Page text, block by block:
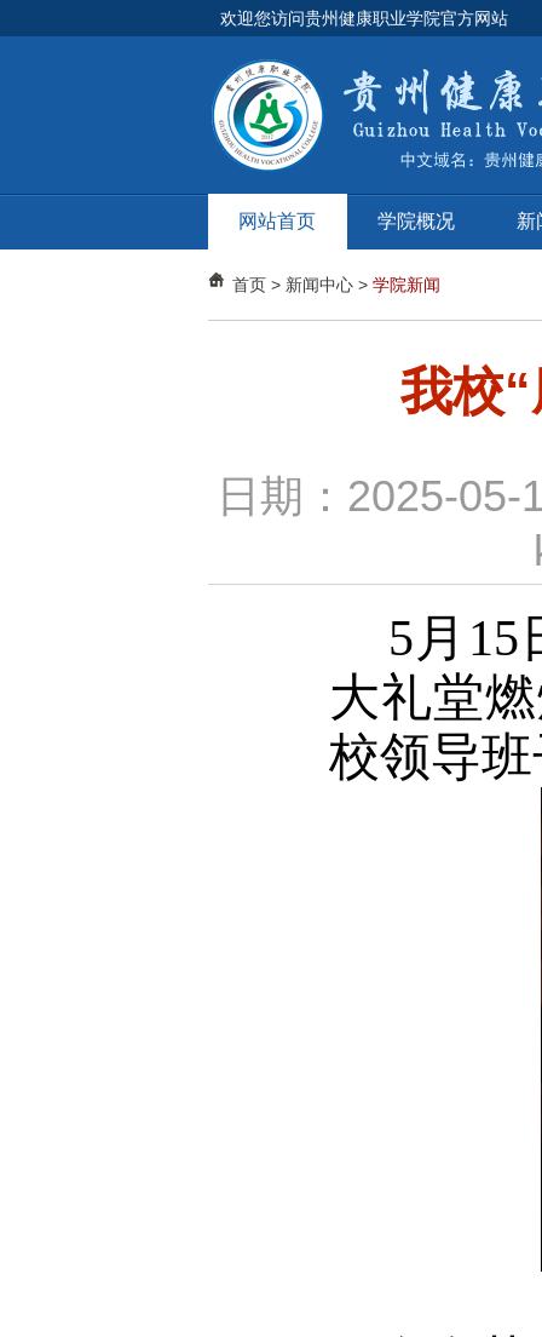
欢迎您访问贵州健康职业学院官方网站
网站首页 学院概况 新
首页> 新闻中心> 学院新闻
我校
日期：2025-
5月15
大礼堂
校领导